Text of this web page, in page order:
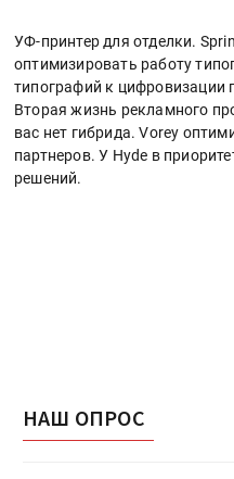
УФ-принтер для отделки.
оптимизировать работу
типографий к цифровизации
Вторая жизнь рекламного
вас нет гибрида. Vorey
партнеров. У Hyde в
решений.
НАШ ОПРОС